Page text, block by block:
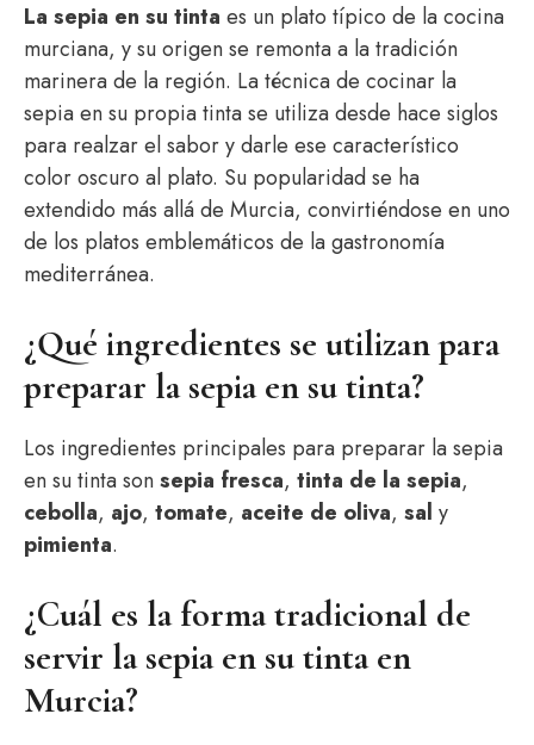
La sepia en su tinta es un plato típico de la cocina
murciana, y su origen se remonta a la tradición
marinera de la región. La técnica de cocinar la
sepia en su propia tinta se utiliza desde hace siglos
para realzar el sabor y darle ese característico
color oscuro al plato. Su popularidad se ha
extendido más allá de Murcia, convirtiéndose en uno
de los platos emblemáticos de la gastronomía
mediterránea.
¿Qué ingredientes se utilizan para
preparar la sepia en su tinta?
Los ingredientes principales para preparar la sepia
en su tinta sonsepia fresca, tinta de la sepia,
cebolla, ajo, tomate, aceite de oliva, sal y
pimienta.
¿Cuál es la forma tradicional de
servir la sepia en su tinta en
Murcia?